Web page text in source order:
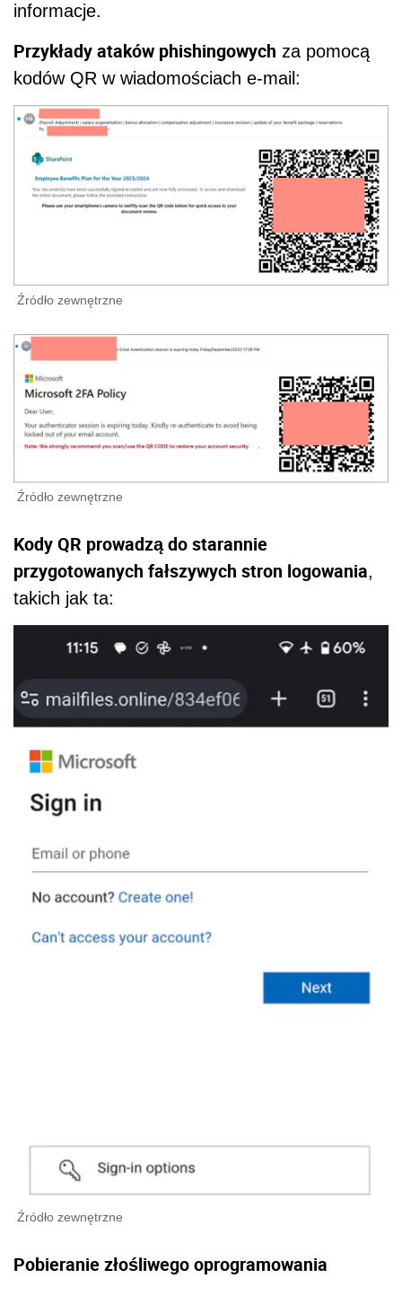
informacje.
Przykłady ataków phishingowych za pomocą
kodów QR w wiadomościach e-mail:
Źródło zewnętrzne
Źródło zewnętrzne
Kody QR prowadzą do starannie
przygotowanych fałszywych stron logowania,
takich jak ta:
Źródło zewnętrzne
Pobieranie złośliwego oprogramowania